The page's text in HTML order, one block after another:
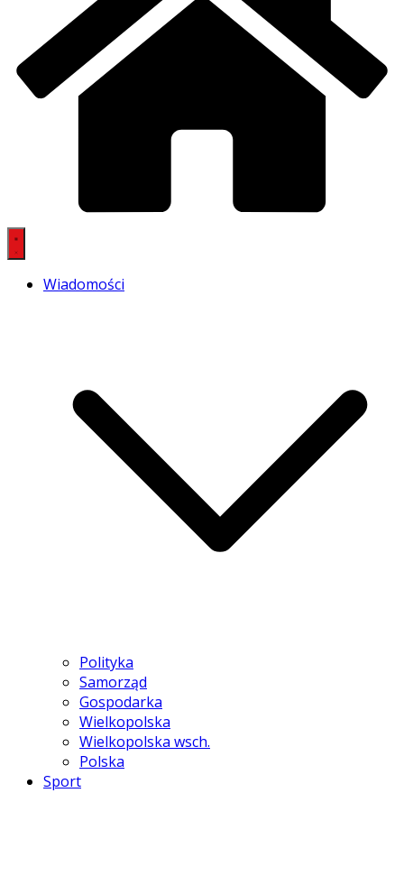
Wiadomości
Polityka
Samorząd
Gospodarka
Wielkopolska
Wielkopolska wsch.
Polska
Sport